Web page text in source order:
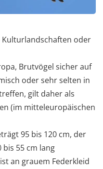
oder
Brutvögel sicher auf
oder sehr selten in
gilt daher als
(im mitteleuropäischen
95 bis 120 cm, der
55 cm lang
an grauem Federkleid